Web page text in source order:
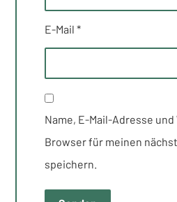
E-Mail*
Name, E-Mail-Adresse
Browser für meinen
speichern.